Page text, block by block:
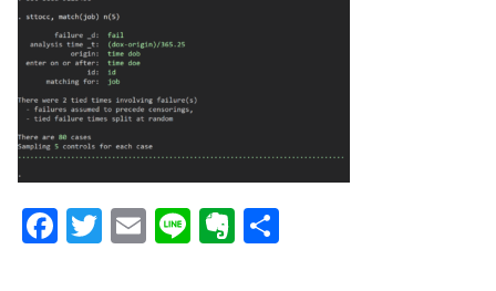
F
T
E
Li
E